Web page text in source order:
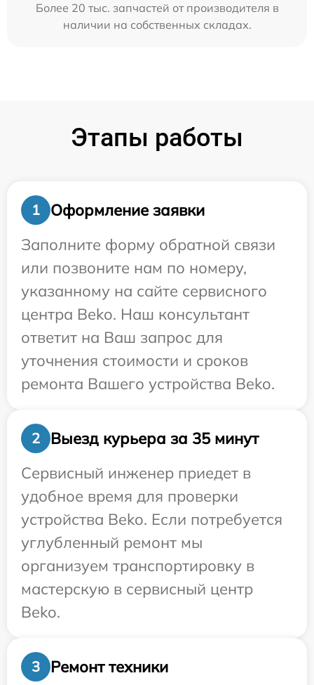
Более 20 тыс. запчастей от производителя в
наличии на собственных складах.
Этапы работы
1
Оформление заявки
Заполните форму обратной связи
или позвоните нам по номеру,
указанному на сайте сервисного
центра Beko. Наш консультант
ответит на Ваш запрос для
уточнения стоимости и сроков
ремонта Вашего устройства Beko.
2
Выезд курьера за 35 минут
Сервисный инженер приедет в
удобное время для проверки
устройства Beko. Если потребуется
углубленный ремонт мы
организуем транспортировку в
мастерскую в сервисный центр
Beko.
3 Ремонт техники